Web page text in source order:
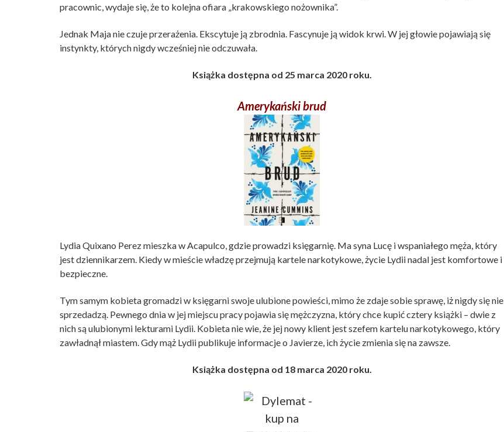
pracownic, wydaje się, że to kolejna ofiara „krakowskiego nożownika”.
Jednak Maja nie czuje przerażenia. Ekscytuje ją zbrodnia. Fascynuje ją widok krwi. W jej głowie pojawiają się
instynkty, których nigdy wcześniej nie odczuwała.
Książka dostępna od 25 marca 2020 roku.
Amerykański brud
Lydia Quixano Perez mieszka w Acapulco, gdzie prowadzi księgarnię. Ma syna Lucę i wspaniałego męża, który
jest dziennikarzem. Kiedy w mieście władzę przejmują kartele narkotykowe, życie Lydii nadal jest komfortowe i
bezpieczne.
Tym samym kobieta gromadzi w księgarni swoje ulubione powieści, mimo że zdaje sobie sprawę, iż nigdy się nie
sprzedadzą. Pewnego dnia w jej miejscu pracy pojawia się mężczyzna, który chce kupić cztery książki – dwie z
nich są ulubionymi lekturami Lydii. Kobieta nie wie, że jej nowy klient jest szefem kartelu narkotykowego, który
zawładnął miastem. Gdy mąż Lydii publikuje informacje o Javierze, ich życie zmienia się na zawsze.
Książka dostępna od 18 marca 2020 roku.